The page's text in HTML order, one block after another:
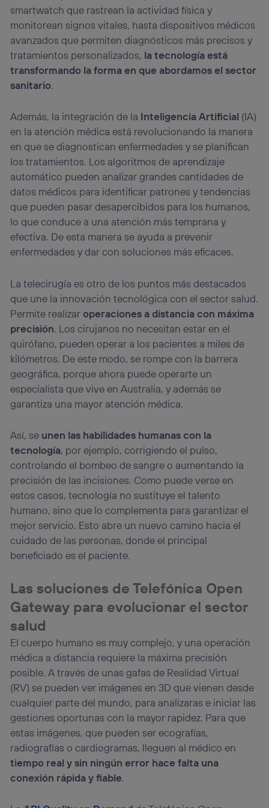
smartwatch que rastrean la actividad física y
monitorean signos vitales, hasta dispositivos médicos
avanzados que permiten diagnósticos más precisos y
tratamientos personalizados, la tecnología está
transformando la forma en que abordamos el sector
sanitario.
Además, la integración de la Inteligencia Artificial (IA)
en la atención médica está revolucionando la manera
en que se diagnostican enfermedades y se planifican
los tratamientos. Los algoritmos de aprendizaje
automático pueden analizar grandes cantidades de
datos médicos para identificar patrones y tendencias
que pueden pasar desapercibidos para los humanos,
lo que conduce a una atención más temprana y
efectiva. De esta manera se ayuda a prevenir
enfermedades y dar con soluciones más eficaces.
La telecirugía es otro de los puntos más destacados
que une la innovación tecnológica con el sector salud.
Permite realizaroperaciones a distancia con máxima
precisión. Los cirujanos no necesitan estar en el
quirófano, pueden operar a los pacientes a miles de
kilómetros. De este modo, se rompe con la barrera
geográfica, porque ahora puede operarte un
especialista que vive en Australia, y además se
garantiza una mayor atención médica.
Así, se unen las habilidades humanas con la
tecnología, por ejemplo, corrigiendo el pulso,
controlando el bombeo de sangre o aumentando la
precisión de las incisiones. Como puede verse en
estos casos, tecnología no sustituye el talento
humano, sino que lo complementa para garantizar el
mejor servicio. Esto abre un nuevo camino hacia el
cuidado de las personas, donde el principal
beneficiado es el paciente.
Las soluciones de Telefónica Open
Gateway para evolucionar el sector
salud
El cuerpo humano es muy complejo, y una operación
médica a distancia requiere la máxima precisión
posible. A través de unas gafas de Realidad Virtual
(RV) se pueden ver imágenes en 3D que vienen desde
cualquier parte del mundo, para analizaras e iniciar las
gestiones oportunas con la mayor rapidez. Para que
estas imágenes, que pueden ser ecografías,
radiografías o cardiogramas, lleguen al médico en
tiempo real y sin ningún error hace falta una
conexión rápida y fiable.
personalizado, ya que se basará únicamente en la
navegación del usuario del móvil.
Puedes gestionar los consentimientos Utiq seleccionando
“Administrar Utiq” en la parte inferior de esta página web o
visitando el
portal de privacidad de Utiq
(“consenthub”). Para más información, consulta
la política de privacidad de Utiq